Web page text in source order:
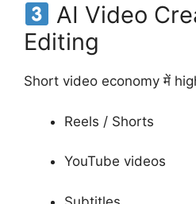
AI Video
Editing
Short video economy में
Reels / Shorts
YouTube videos